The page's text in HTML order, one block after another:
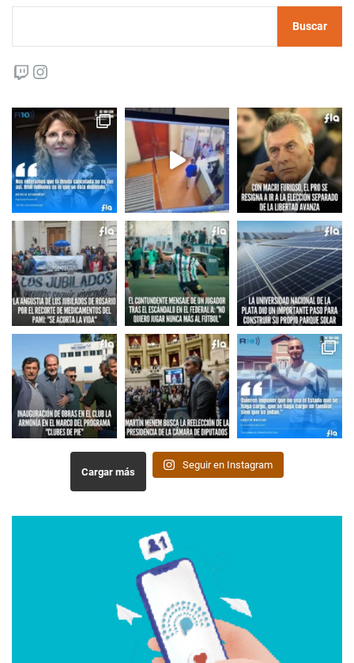
Buscar
Twitch
Cargar más
Seguir en Instagram